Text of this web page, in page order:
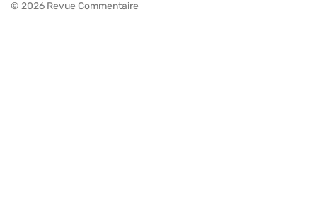
© 2026 Revue Commentaire